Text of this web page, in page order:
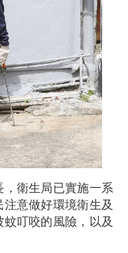
衛生局已實施一系
意做好環境衛生及
叮咬的風險，以及